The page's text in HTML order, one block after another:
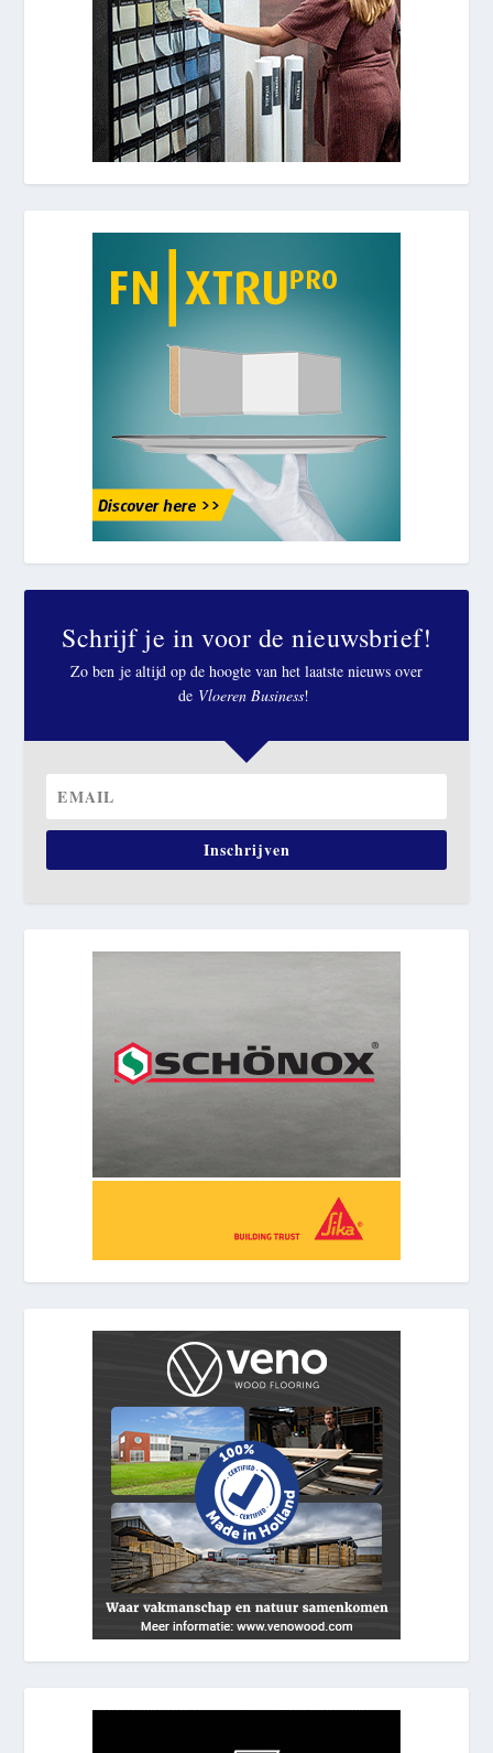
Schrijf je in voor de nieuwsbrief!
Zo ben je altijd op de hoogte van het laatste nieuws over
de Vloeren Business!
Inschrijven